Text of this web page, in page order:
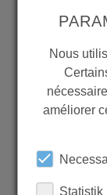
Nous
améliorer
Statistik